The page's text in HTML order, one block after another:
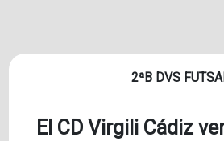
2ªB DVS
El CD Virgili Cádiz